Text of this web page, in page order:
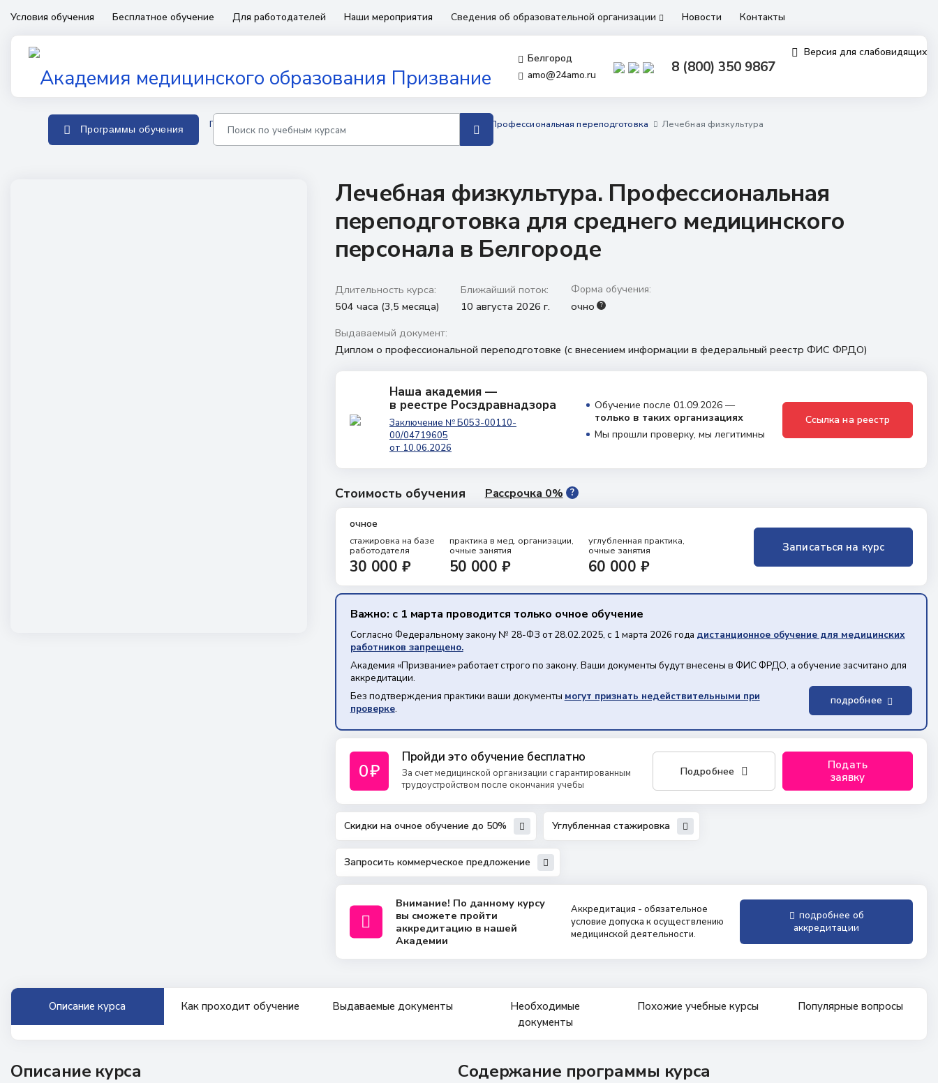
Условия обучения Бесплатное обучение Для работодателей Наши мероприятия Сведения об образовательной организации Новости Контакты
Версия для слабовидящих
8 (800) 350 9867
Белгород
amo@24amo.ru
Программы обучения Главная Программы обучения для среднего медперсонала Профессиональная переподготовка Лечебная физкультура
Лечебная физкультура. Профессиональная
переподготовка для среднего медицинского
персонала в Белгороде
Длительность курса:
504 часа (3,5 месяца)
Ближайший поток:
10 августа 2026 г.
Форма обучения:
очно ?
Выдаваемый документ:
Диплом о профессиональной переподготовке (с внесением информации в федеральный реестр ФИС ФРДО)
Наша академия —
в реестре Росздравнадзора
Заключение № Б053-00110-
00/04719605
от 10.06.2026
Обучение после 01.09.2026 —
только в таких организациях
Мы прошли проверку, мы легитимны
Ссылка на реестр
Стоимость обучения Рассрочка 0% ?
очное
стажировка на базе
работодателя
30 000 ₽
практика в мед. организации,
очные занятия
50 000 ₽
углубленная практика,
очные занятия
60 000 ₽
Записаться на курс
Важно: с 1 марта проводится только очное обучение
Согласно Федеральному закону № 28-ФЗ от 28.02.2025, с 1 марта 2026 года дистанционное обучение для медицинских
работников запрещено.
Академия «Призвание» работает строго по закону. Ваши документы будут внесены в ФИС ФРДО, а обучение засчитано для
аккредитации.
Без подтверждения практики ваши документы могут признать недействительными при
проверке.
подробнее
0₽
Пройди это обучение бесплатно
За счет медицинской организации с гарантированным
трудоустройством после окончания учебы
Подробнее
Подать
заявку
Скидки на очное обучение до 50% Углубленная стажировка
Запросить коммерческое предложение
Внимание! По данному курсу
вы сможете пройти
аккредитацию в нашей
Академии
Аккредитация - обязательное
условие допуска к осуществлению
медицинской деятельности.
подробнее об
аккредитации
Описание курса Как проходит обучение Выдаваемые документы
Необходимые
документы
Похожие учебные курсы Популярные вопросы
Описание курса Содержание программы курса